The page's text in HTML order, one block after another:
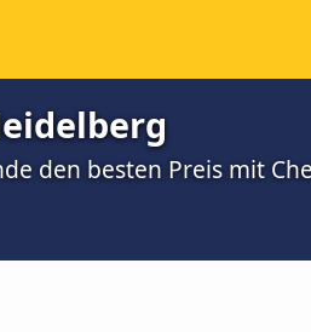
den besten Preis mit